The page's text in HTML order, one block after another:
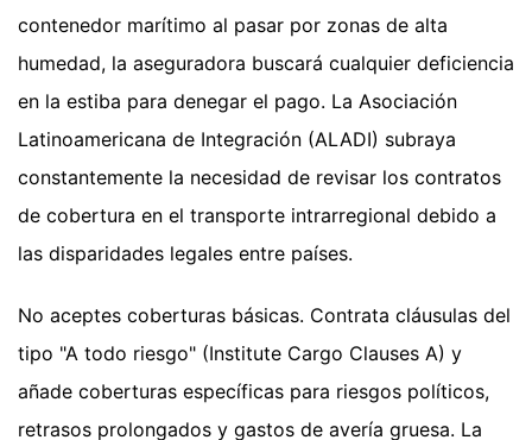
contenedor marítimo al pasar por zonas de alta
humedad, la aseguradora buscará cualquier deficiencia
en la estiba para denegar el pago. La Asociación
Latinoamericana de Integración (ALADI) subraya
constantemente la necesidad de revisar los contratos
de cobertura en el transporte intrarregional debido a
las disparidades legales entre países.
No aceptes coberturas básicas. Contrata cláusulas del
tipo "A todo riesgo" (Institute Cargo Clauses A) y
añade coberturas específicas para riesgos políticos,
retrasos prolongados y gastos de avería gruesa. La